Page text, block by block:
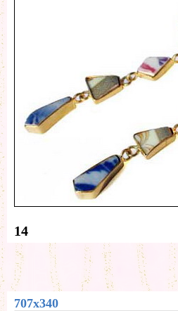
14
707x340